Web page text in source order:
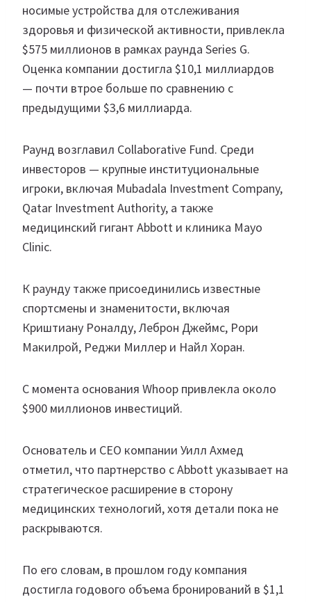
носимые устройства для отслеживания
здоровья и физической активности, привлекла
$575 миллионов в рамках раунда Series G.
Оценка компании достигла $10,1 миллиардов
— почти втрое больше по сравнению с
предыдущими $3,6 миллиарда.
Раунд возглавил Collaborative Fund. Среди
инвесторов — крупные институциональные
игроки, включая Mubadala Investment Company,
Qatar Investment Authority, а также
медицинский гигант Abbott и клиника Mayo
Clinic.
К раунду также присоединились известные
спортсмены и знаменитости, включая
Криштиану Роналду, Леброн Джеймс, Рори
Макилрой, Реджи Миллер и Найл Хоран.
С момента основания Whoop привлекла около
$900 миллионов инвестиций.
Основатель и CEO компании Уилл Ахмед
отметил, что партнерство с Abbott указывает на
стратегическое расширение в сторону
медицинских технологий, хотя детали пока не
раскрываются.
По его словам, в прошлом году компания
достигла годового объема бронирований в $1,1